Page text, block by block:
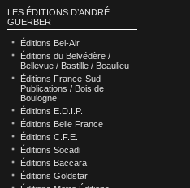
LES ÉDITIONS D’ANDRÉ
GUERBER
Éditions Bel-Air
Éditions du Belvédère /
Bellevue / Bastille / Beaulieu
Éditions France-Sud
Publications / Bois de
Boulogne
Éditions E.D.I.P.
Éditions Belle France
Éditions C.F.E.
Éditions Socadi
Éditions Baccara
Éditions Goldstar